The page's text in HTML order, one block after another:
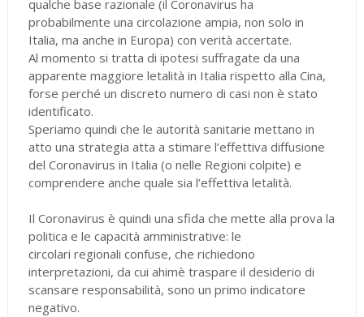
qualche base razionale (il Coronavirus ha
probabilmente una circolazione ampia, non solo in
Italia, ma anche in Europa) con verità accertate.
Al momento si tratta di ipotesi suffragate da una
apparente maggiore letalità in Italia rispetto alla Cina,
forse perché un discreto numero di casi non è stato
identificato.
Speriamo quindi che le autorità sanitarie mettano in
atto una strategia atta a stimare l’effettiva diffusione
del Coronavirus in Italia (o nelle Regioni colpite) e
comprendere anche quale sia l’effettiva letalità.
Il Coronavirus è quindi una sfida che mette alla prova la
politica e le capacità amministrative: le
circolari regionali confuse, che richiedono
interpretazioni, da cui ahimè traspare il desiderio di
scansare responsabilità, sono un primo indicatore
negativo.